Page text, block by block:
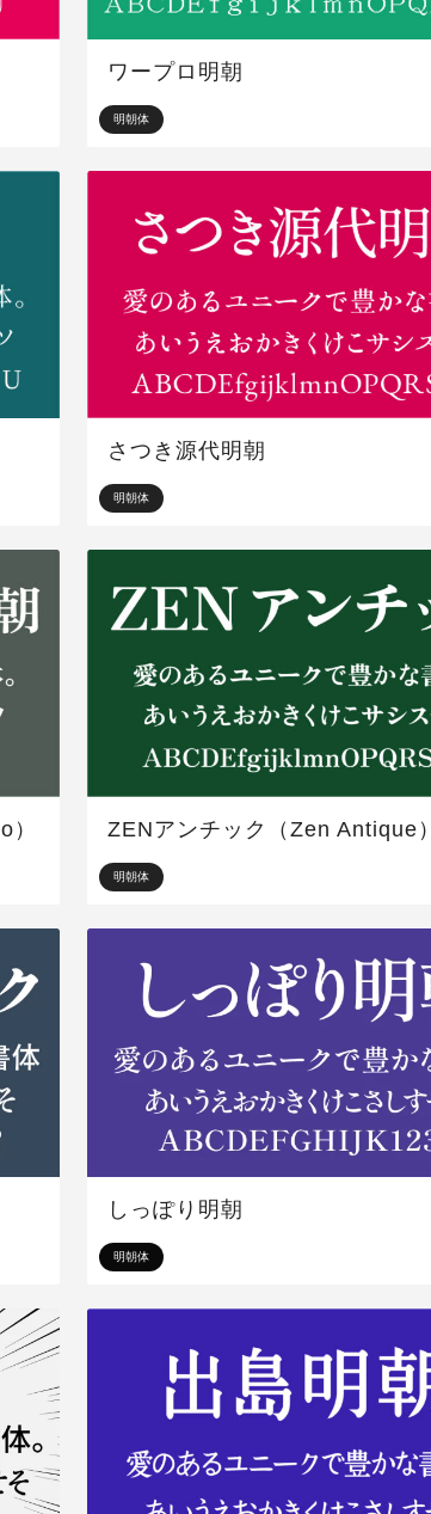
明朝体
ワープロ明朝
明朝体
さつき源代明朝
明朝体
ZENアンチック（Zen Antique）
明朝体
しっぽり明朝